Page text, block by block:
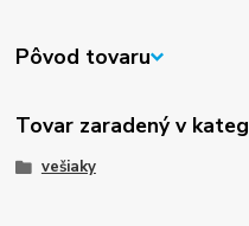
Pôvod tovaru
Tovar zaradený v
vešiaky